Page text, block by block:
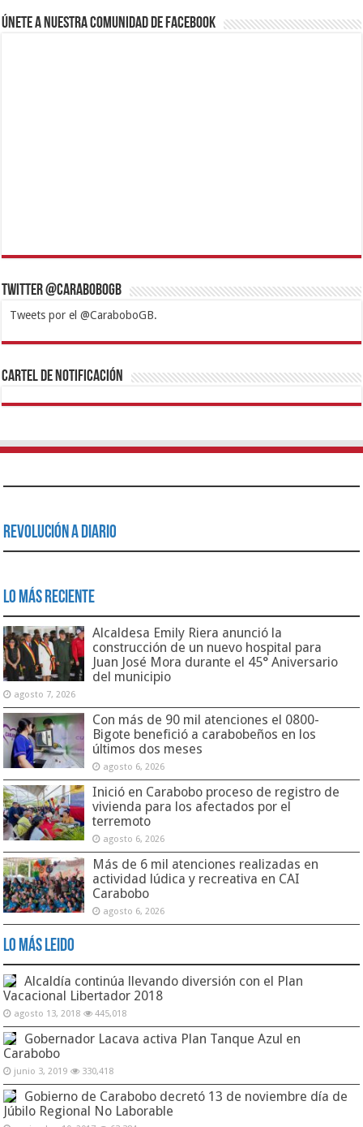
Únete a nuestra comunidad de Facebook
Twitter @CaraboboGB
Tweets por el @CaraboboGB.
1xbetBetturkeyBetistKralbetSupertotobetTipobetMatadorbetMariobet
https://mvbcasino.com/
Cartel de Notificación
Revolución a Diario
Lo Más Reciente
Alcaldesa Emily Riera anunció la
construcción de un nuevo hospital para
Juan José Mora durante el 45° Aniversario
del municipio
agosto 7, 2026
Con más de 90 mil atenciones el 0800-
Bigote benefició a carabobeños en los
últimos dos meses
agosto 6, 2026
Inició en Carabobo proceso de registro de
vivienda para los afectados por el
terremoto
agosto 6, 2026
Más de 6 mil atenciones realizadas en
actividad lúdica y recreativa en CAI
Carabobo
agosto 6, 2026
Lo Más Leido
Alcaldía continúa llevando diversión con el Plan
Vacacional Libertador 2018
agosto 13, 2018 445,018
Gobernador Lacava activa Plan Tanque Azul en
Carabobo
junio 3, 2019 330,418
Gobierno de Carabobo decretó 13 de noviembre día de
Júbilo Regional No Laborable